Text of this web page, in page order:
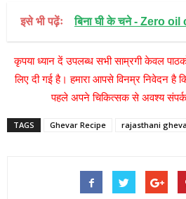
इसे भी पढ़ेंः बिना घी के चने - Zero
कृपया ध्यान दें उपलब्ध सभी साम्रगी केवल
लिए दी गई है। हमारा आपसे विनम्र निवेदन है
पहले अपने चिकित्सक से अवश्य
TAGS Ghevar Recipe rajasthani